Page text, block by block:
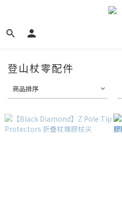
登山杖零配件
商品排序